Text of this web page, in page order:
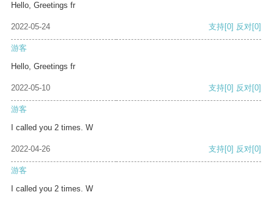
Hello, Greetings fr
2022-05-24 支持[0] 反对[0]
游客
Hello, Greetings fr
2022-05-10 支持[0] 反对[0]
游客
I called you 2 times. W
2022-04-26 支持[0] 反对[0]
游客
I called you 2 times. W